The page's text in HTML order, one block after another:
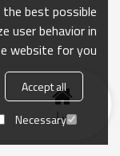
منزل
best possible
user behavior in
website for you.
Accept all
Necessary